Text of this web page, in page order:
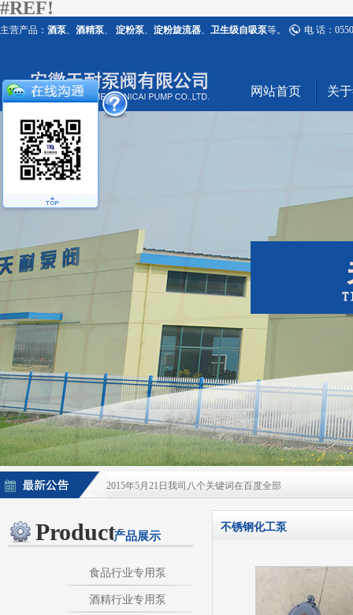
#REF!
主营产品： 酒泵、 酒精泵、 淀粉泵、 淀粉旋流器、 卫生级自吸泵等。 电 话：
网站首页 关
2015年5月21日我司八个关键词在百度全部
2015年5月21日酒泵百度排名上升
淀粉泵|卫生泵|卫生级自吸泵|淀粉旋流器|不
不锈钢自吸泵|不锈钢化工泵|酒泵|酒精泵|淀
热烈庆祝：我司与天长市千秋在线网络服务有限公
Products产品展示
食品行业专用泵
酒精行业专用泵
不锈钢化工泵